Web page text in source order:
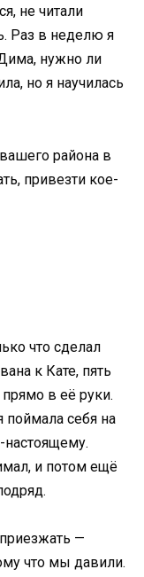
не читали
Раз в неделю я
нужно ли
но я научилась
района в
привезти кое-
что сделал
к Кате, пять
в её руки.
поймала себя на
и потом ещё
—
что мы давили.